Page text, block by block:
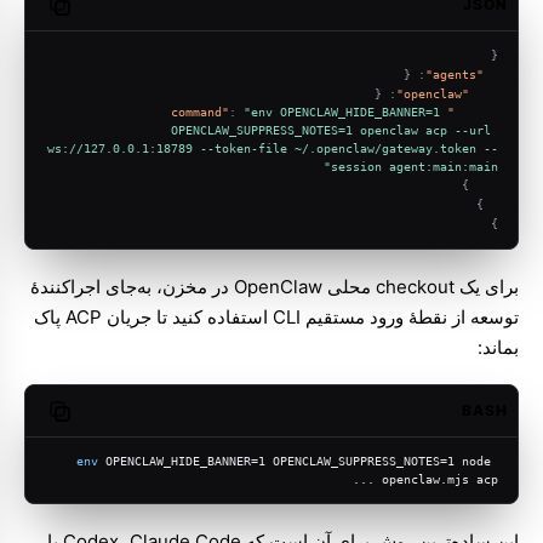
{
"agents"
:
{
"openclaw"
:
{
"command"
:
"env OPENCLAW_HIDE_BANNER=1
OPENCLAW_SUPPRESS_NOTES=1 openclaw acp --url
ws://127.0.0.1:18789 --token-file ~/.openclaw/gateway.token --
session agent:main:main"
}
}
}
برای یک checkout محلی OpenClaw در مخزن، به‌جای اجراکنندهٔ
توسعه از نقطهٔ ورود مستقیم CLI استفاده کنید تا جریان ACP پاک
بماند:
env OPENCLAW_HIDE_BANNER=1 OPENCLAW_SUPPRESS_NOTES=1 node
openclaw.mjs acp ...